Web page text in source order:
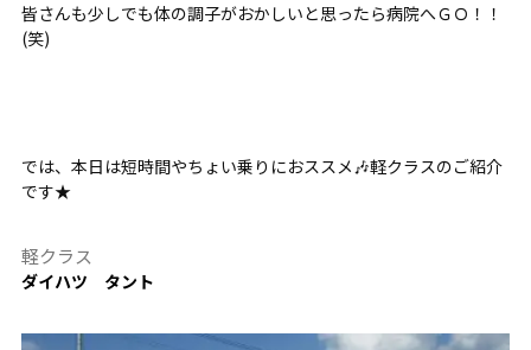
皆さんも少しでも体の調子がおかしいと思ったら病院へＧＯ！！
(笑)
では、本日は短時間やちょい乗りにおススメ🎶軽クラスのご紹介
です★
軽クラス
ダイハツ タント